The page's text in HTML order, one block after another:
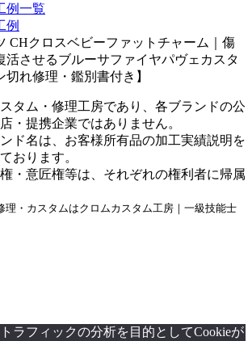
例一覧
例
CHクロスベビーファットチャーム｜傷
活させるブルーサファイヤパヴェカスタ
切れ修理・鑑別書付き】
タム・修理工房であり、各ブランドの公
・提携企業ではありません。
ド名は、お客様所有品の加工実績説明を
おります。
・意匠権等は、それぞれの権利者に帰属
理・カスタムはクロムカスタム工房｜一級技能士
ラフィックの分析を目的としてCookieが